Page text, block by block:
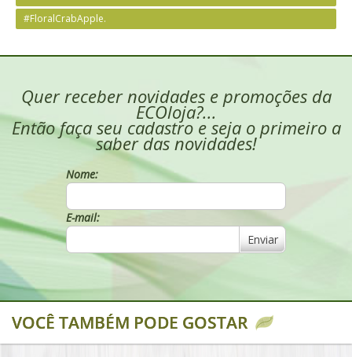
#FloralCrabApple.
Quer receber novidades e promoções da
ECOloja?...
Então faça seu cadastro e seja o primeiro a
saber das novidades!
Nome:
E-mail:
Enviar
VOCÊ TAMBÉM PODE GOSTAR